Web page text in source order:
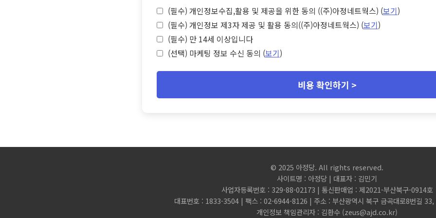
(필수) 개인정보수집,활용 및 제공을 위한 동의 ((주)아정네트웍스) (보기)
(필수) 개인정보 제3자 제공 및 활용 동의((주)아정네트웍스) (보기)
(필수) 만 14세 이상입니다
(선택) 마케팅 정보 수신 동의 (보기)
비용 확인하기 >
© 2025 아정당. All rights reserved.
사이트명 : 아정당 | 대표자 : 김민기
사업자등록번호 : 329-88-02173 | 통신판매업 : 제2021-부산북구-0914호
대표번호 : 1833-3504 | 팩스 : 02-6944-8126 | 주소 : 부산광역시 북구 금곡대로8번길 33,
개인정보 책임관리자 : 김환수 (zeus@ajd.co.kr)